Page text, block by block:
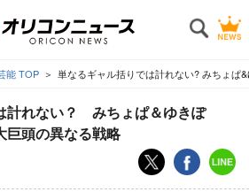
能 TOP 単なるギャル括りでは計れない? みちょぱ
計れない？ みちょぱ＆ゆきぽ
巨頭の異なる戦略